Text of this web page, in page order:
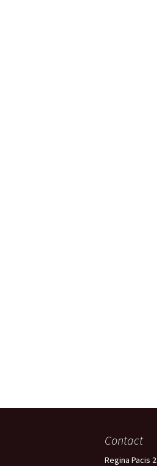
Contact
Regina Pacis 2